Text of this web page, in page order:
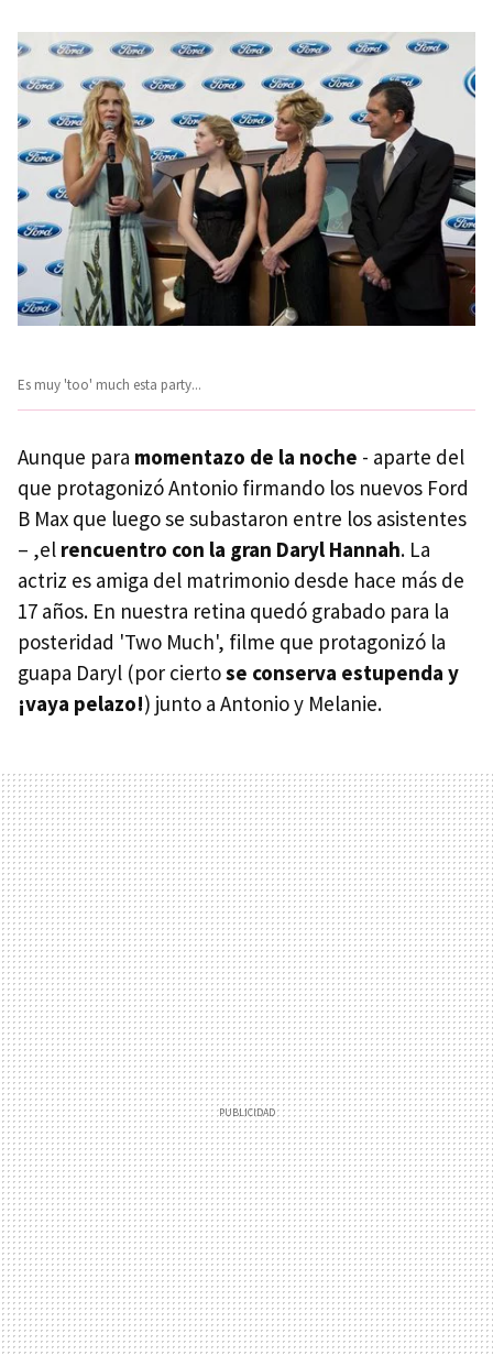
Es muy 'too' much esta party...
Aunque para momentazo de la noche - aparte del
que protagonizó Antonio firmando los nuevos Ford
B Max que luego se subastaron entre los asistentes
– ,el rencuentro con la gran Daryl Hannah. La
actriz es amiga del matrimonio desde hace más de
17 años. En nuestra retina quedó grabado para la
posteridad 'Two Much', filme que protagonizó la
guapa Daryl (por ciertose conserva estupenda y
¡vaya pelazo!) junto a Antonio y Melanie.